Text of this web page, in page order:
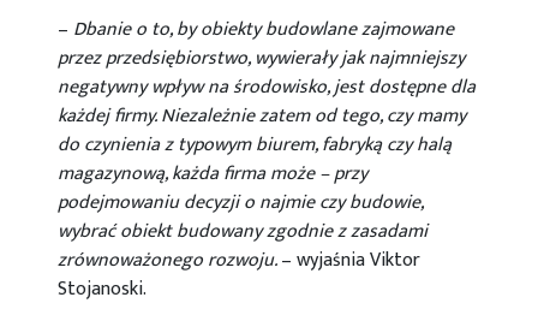
– Dbanie o to, by obiekty budowlane zajmowane
przez przedsiębiorstwo, wywierały jak najmniejszy
negatywny wpływ na środowisko, jest dostępne dla
każdej firmy. Niezależnie zatem od tego, czy mamy
do czynienia z typowym biurem, fabryką czy halą
magazynową, każda firma może – przy
podejmowaniu decyzji o najmie czy budowie,
wybrać obiekt budowany zgodnie z zasadami
zrównoważonego rozwoju.– wyjaśnia Viktor
Stojanoski.